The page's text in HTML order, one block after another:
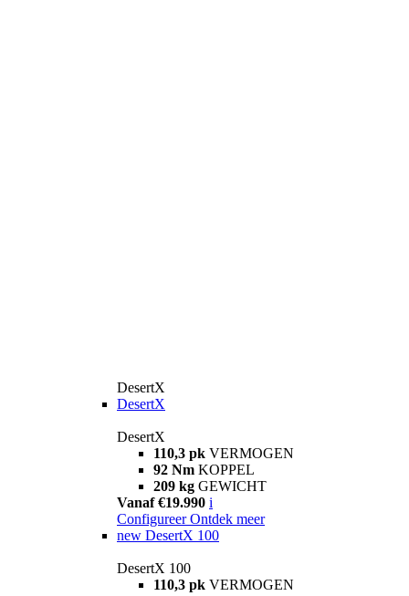
DesertX
DesertX
DesertX
110,3 pk VERMOGEN
92 Nm KOPPEL
209 kg GEWICHT
Vanaf €19.990 i
Configureer Ontdek meer
new DesertX 100
DesertX 100
110,3 pk VERMOGEN